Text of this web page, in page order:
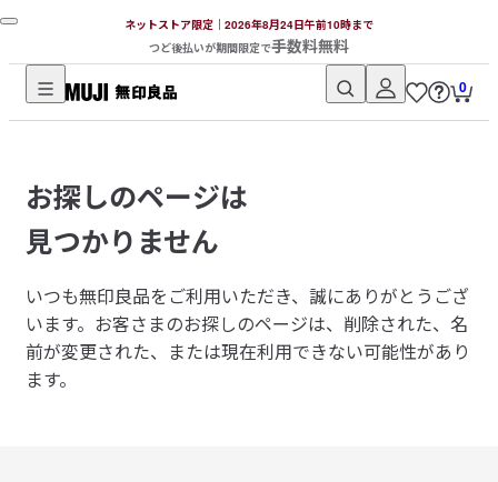
ネットストア限定｜2026年8月24日午前10時まで
つど後払いが期間限定で手数料無料
無
品
ネ
ッ
ト
ス
ト
ア
0
お探しのページは
見つかりません
いつも無印良品をご利用いただき、誠にありがとうござ
います。 お客さまのお探しのページは、削除された、名
前が変更された、または現在利用できない可能性があり
ます。